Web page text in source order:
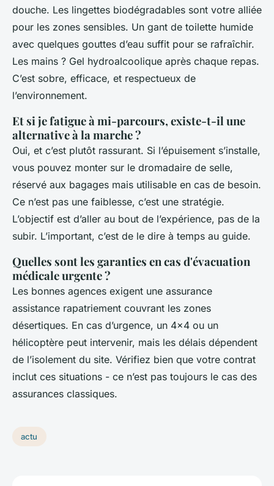
douche. Les lingettes biodégradables sont votre alliée
pour les zones sensibles. Un gant de toilette humide
avec quelques gouttes d’eau suffit pour se rafraîchir.
Les mains ? Gel hydroalcoolique après chaque repas.
C’est sobre, efficace, et respectueux de
l’environnement.
Et si je fatigue à mi-parcours, existe-t-il une
alternative à la marche ?
Oui, et c’est plutôt rassurant. Si l’épuisement s’installe,
vous pouvez monter sur le dromadaire de selle,
réservé aux bagages mais utilisable en cas de besoin.
Ce n’est pas une faiblesse, c’est une stratégie.
L’objectif est d’aller au bout de l’expérience, pas de la
subir. L’important, c’est de le dire à temps au guide.
Quelles sont les garanties en cas d'évacuation
médicale urgente ?
Les bonnes agences exigent une assurance
assistance rapatriement couvrant les zones
désertiques. En cas d’urgence, un 4x4 ou un
hélicoptère peut intervenir, mais les délais dépendent
de l’isolement du site. Vérifiez bien que votre contrat
inclut ces situations - ce n’est pas toujours le cas des
assurances classiques.
actu